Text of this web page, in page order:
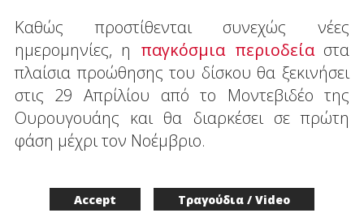
Καθώς προστίθενται συνεχώς νέες
ημερομηνίες, η παγκόσμια περιοδείαστα
πλαίσια προώθησης του δίσκου θα ξεκινήσει
στις 29 Απρίλίου από το Μοντεβιδέο της
Ουρουγουάης και θα διαρκέσει σε πρώτη
φάση μέχρι τον Νοέμβριο.
Accept
Τραγούδια / Video